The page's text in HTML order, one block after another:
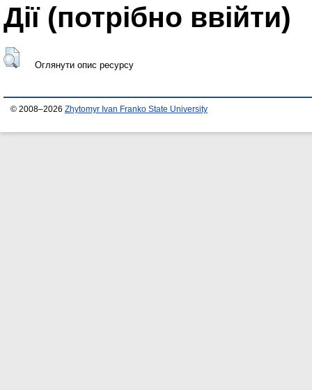
Дії ​​(потрібно ввійти)
Оглянути опис ресурсу
© 2008–2026 Zhytomyr Ivan Franko State University